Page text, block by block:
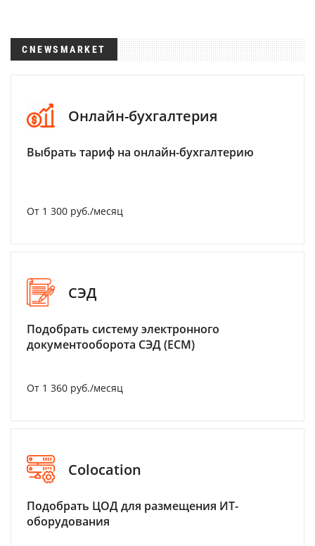
CNEWSMARKET
Онлайн-бухгалтерия
Выбрать тариф на онлайн-бухгалтерию
От 1 300 руб./месяц
СЭД
Подобрать систему электронного
документооборота СЭД (ECM)
От 1 360 руб./месяц
Colocation
Подобрать ЦОД для размещения ИТ-
оборудования